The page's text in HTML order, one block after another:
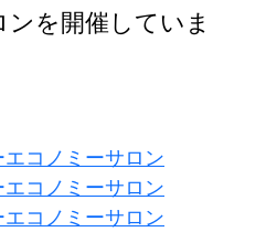
を開催していま
コノミーサロン
コノミーサロン
コノミーサロン